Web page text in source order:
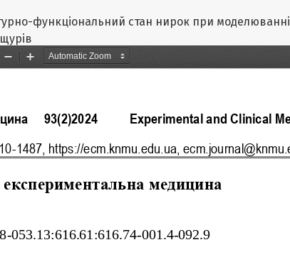
функціональний стан нирок при моделюванні